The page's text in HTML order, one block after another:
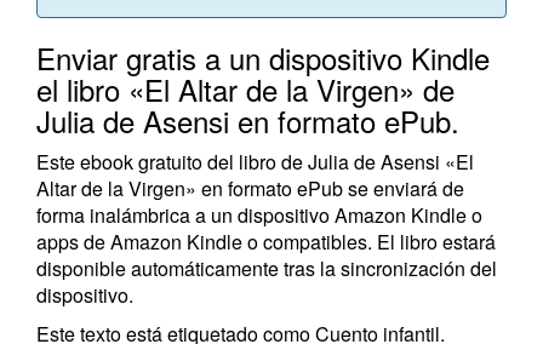
Enviar gratis a un dispositivo Kindle
el libro «El Altar de la Virgen» de
Julia de Asensi en formato ePub.
Este ebook gratuito del libro de Julia de Asensi «El
Altar de la Virgen» en formato ePub se enviará de
forma inalámbrica a un dispositivo Amazon Kindle o
apps de Amazon Kindle o compatibles. El libro estará
disponible automáticamente tras la sincronización del
dispositivo.
Este texto está etiquetado como Cuento infantil.